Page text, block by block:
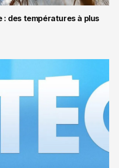
: des températures à plus